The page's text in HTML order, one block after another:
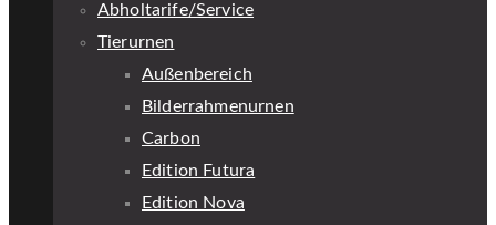
Abholtarife/Service
Tierurnen
Außenbereich
Bilderrahmenurnen
Carbon
Edition Futura
Edition Nova